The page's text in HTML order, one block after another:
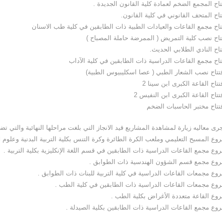
معاليه زيارة لمشاهدة المشاريع قيد الانجاز التي بلغت مراحلها النهائية والتي